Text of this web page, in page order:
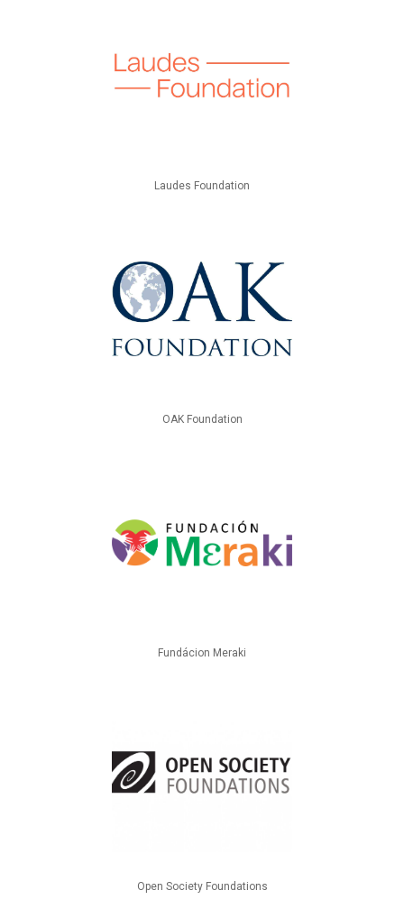
Laudes Foundation
OAK Foundation
Fundácion Meraki
Open Society Foundations